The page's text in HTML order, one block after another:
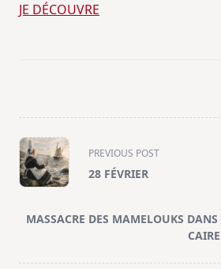
JE DÉCOUVRE
<span
class="nav-
subtitle
reader-
PREVIOUS POST
28 FÉVRIER
MASSACRE DES MAMELOUKS
CAIRE